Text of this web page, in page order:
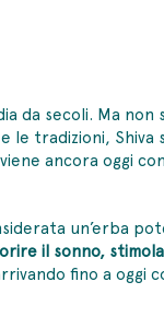
da secoli. Ma
le tradizioni,
ancora oggi
un’erba
il sonno,
fino a oggi